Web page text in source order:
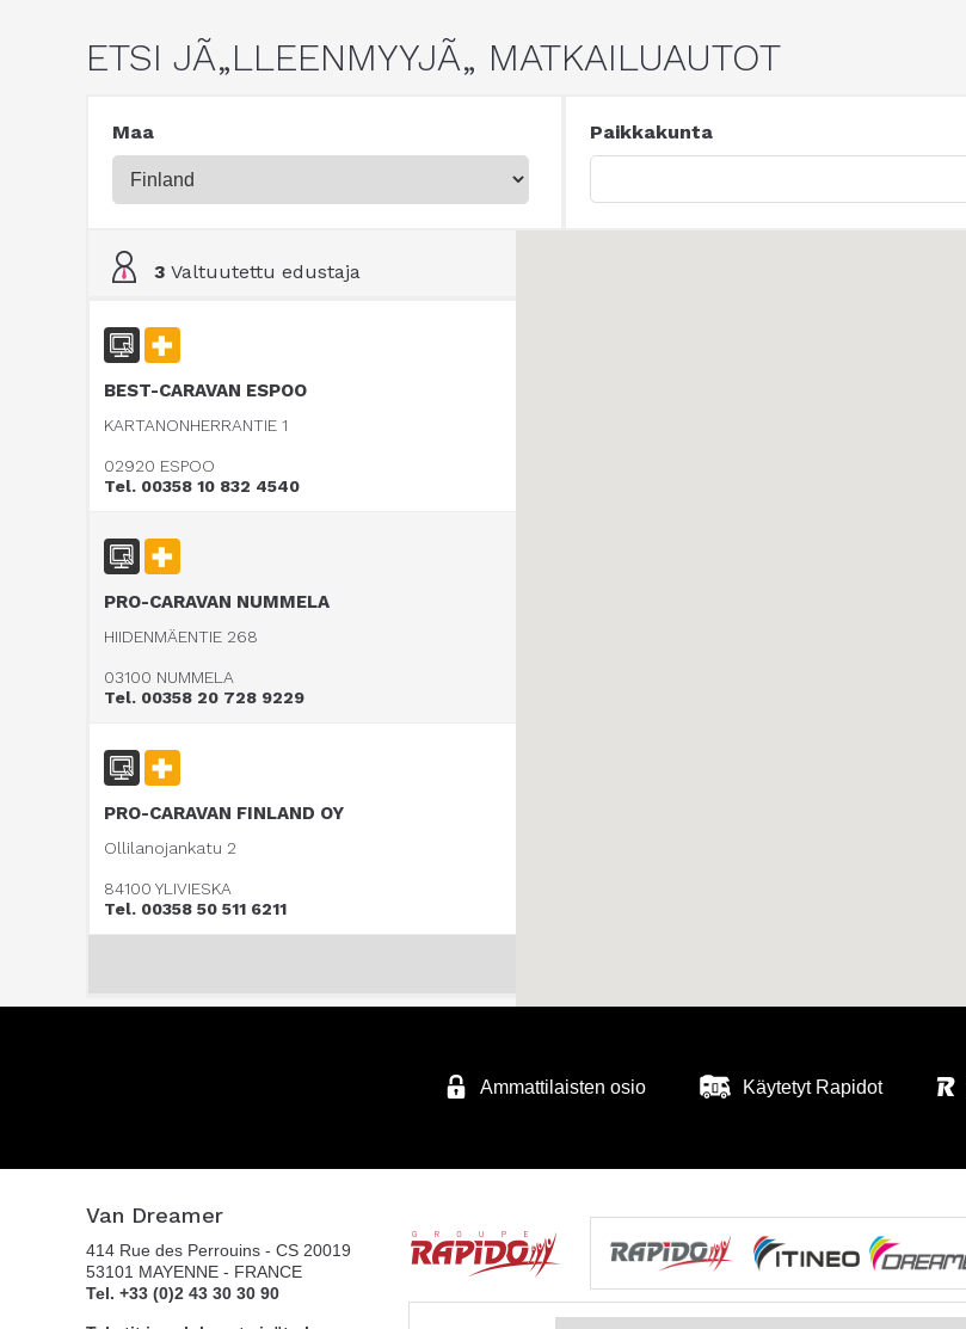
ETSI JÃ„LLEENMYYJÃ„ MATKAILUAUTOT
Maa Paikkakunta
3 Valtuutettu edustaja
BEST-CARAVAN ESPOO
KARTANONHERRANTIE 1
02920 ESPOO
Tel. 00358 10 832 4540
PRO-CARAVAN NUMMELA
HIIDENMÄENTIE 268
03100 NUMMELA
Tel. 00358 20 728 9229
PRO-CARAVAN FINLAND OY
Ollilanojankatu 2
84100 YLIVIESKA
Tel. 00358 50 511 6211
Ammattilaisten osio Käytetyt Rapidot
Van Dreamer
414 Rue des Perrouins - CS 20019
53101 MAYENNE - FRANCE
Tel. +33 (0)2 43 30 30 90